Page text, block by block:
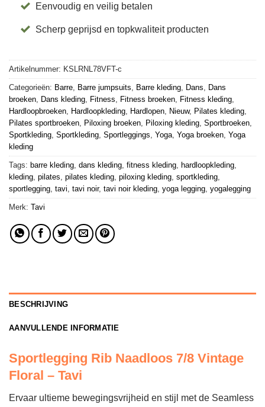
Eenvoudig en veilig betalen
Scherp geprijsd en topkwaliteit producten
Artikelnummer: KSLRNL78VFT-c
Categorieën: Barre Barre jumpsuits Barre kleding Dans
Dans
broeken
Dans kleding Fitness Fitness broeken Fitness kleding
Hardloopbroeken
Hardloopkleding Hardlopen Nieuw, Pilates kleding
Pilates sportbroeken
Piloxing broeken Piloxing kleding Sportbroeken
Sportkleding Sportkleding Sportleggings Yoga Yoga broeken Yoga
kleding
Tags: barre kleding dans kleding fitness kleding hardloopkleding
kleding pilates pilates kleding piloxing kleding sportkleding
sportlegging tavi tavi noir, tavi noir kleding yoga legging yogalegging
Merk: Tavi
BESCHRIJVING
AANVULLENDE INFORMATIE
Sportlegging Rib Naadloos 7/8 Vintage
Floral – Tavi
Ervaar ultieme bewegingsvrijheid en stijl met de Seamless